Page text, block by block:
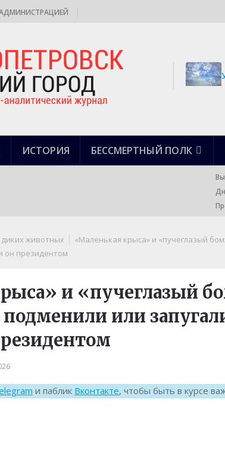
ИСТОРИЯ БЕССМЕРТНЫЙ ПОЛК
животных
«Маленькая крыса» и «пучеглазый
он президентом
и «пучеглазый
подменили или
и паблик Вконтакте, чтобы быть в курсе